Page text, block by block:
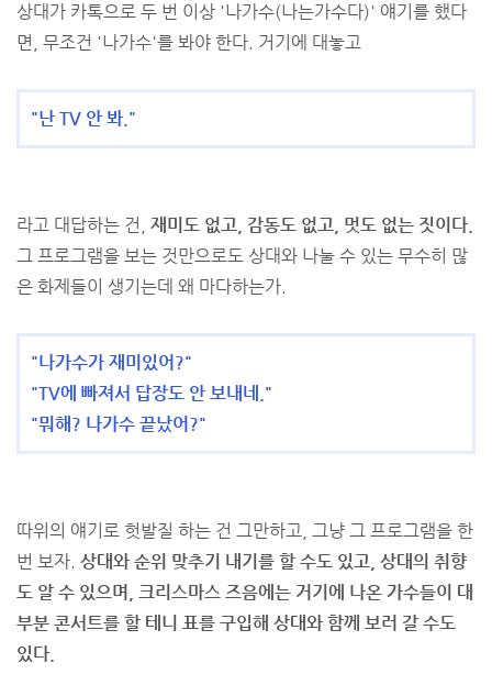
상대가 카톡으로 두 번 이상 '나가수(나는가수다)' 얘기를 했다
면, 무조건 '나가수'를 봐야 한다. 거기에 대놓고
"난 TV 안 봐."
라고 대답하는 건, 재미도 없고, 감동도 없고, 멋도 없는 짓이다.
그 프로그램을 보는 것만으로도 상대와 나눌 수 있는 무수히 많
은 화제들이 생기는데 왜 마다하는가.
"나가수가 재미있어?"
"TV에 빠져서 답장도 안 보내네."
"뭐해? 나가수 끝났어?"
따위의 얘기로 헛발질 하는 건 그만하고, 그냥 그 프로그램을 한
번 보자. 상대와 순위 맞추기 내기를 할 수도 있고, 상대의 취향
도 알 수 있으며, 크리스마스 즈음에는 거기에 나온 가수들이 대
부분 콘서트를 할 테니 표를 구입해 상대와 함께 보러 갈 수도
있다.